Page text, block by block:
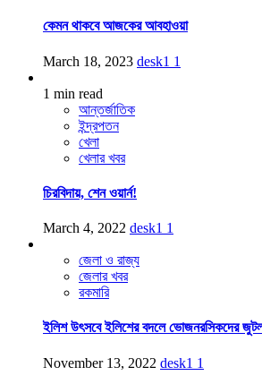
কেমন থাকবে আজকের আবহাওয়া
March 18, 2023 desk1 1
1 min read
আন্তর্জাতিক
ইন্দ্রপতন
খেলা
খেলার খবর
চিরবিদায়, শেন ওয়ার্ন!
March 4, 2022 desk1 1
জেলা ও রাজ্য
জেলার খবর
রকমারি
ইলিশ উৎসবে ইলিশের বদলে ভোজনরসিকদের
November 13, 2022 desk1 1